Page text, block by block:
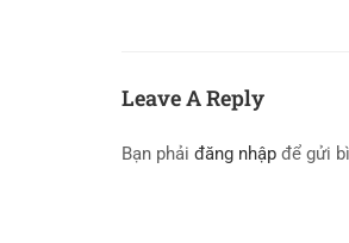
Leave A Reply
Bạn phải đăng nhập để gửi